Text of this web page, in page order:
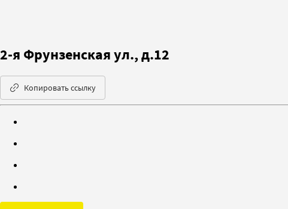
2-я Фрунзенская ул., д.12
Копировать ссылку